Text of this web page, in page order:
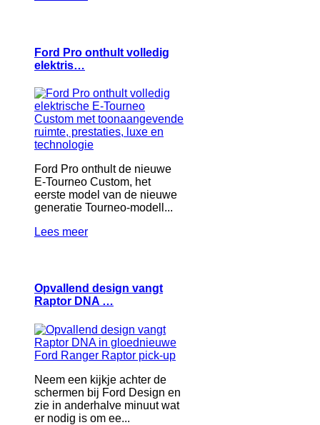
Ford Pro onthult volledig
elektris…
Ford Pro onthult de nieuwe
E-Tourneo Custom, het
eerste model van de nieuwe
generatie Tourneo-modell...
Lees meer
Opvallend design vangt
Raptor DNA …
Neem een kijkje achter de
schermen bij Ford Design en
zie in anderhalve minuut wat
er nodig is om ee...